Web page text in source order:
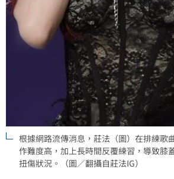
根據網路流傳消息，莊法（圖）在排練歌
作難度高，加上長時間反覆練習，導致膝
扭傷狀況。（圖／翻攝自莊法IG）